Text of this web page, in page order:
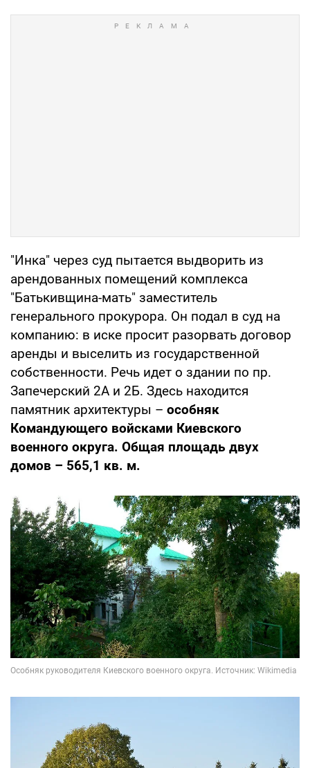
"Инка" через суд пытается выдворить из
арендованных помещений комплекса
"Батькивщина-мать" заместитель
генерального прокурора. Он подал в суд на
компанию: в иске просит разорвать договор
аренды и выселить из государственной
собственности. Речь идет о здании по пр.
Запечерский 2А и 2Б. Здесь находится
памятник архитектуры – особняк
Командующего войсками Киевского
военного округа. Общая площадь двух
домов – 565,1 кв. м.